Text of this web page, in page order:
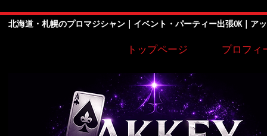
北海道・札幌のプロマジシャン｜イベント・パーティー出張OK｜ア
トップページ プロフィ